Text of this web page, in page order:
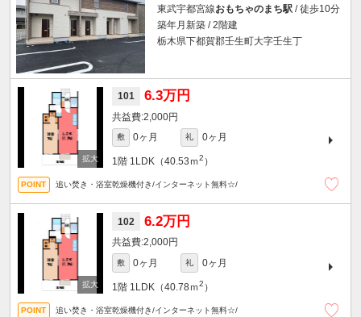
東武宇都宮線おもちゃのまち駅 / 徒歩10分
築年月新築 / 2階建
栃木県下都賀郡壬生町大字壬生丁
101 6.3万円
2,000円
敷 0ヶ月 礼 0ヶ月
1階 1LDK（40.53ｍ2 ）
追い焚き・浴室乾燥機付き/インターネット無料☆/
102 6.2万円
2,000円
敷 0ヶ月 礼 0ヶ月
1階 1LDK（40.78ｍ2 ）
追い焚き・浴室乾燥機付き/インターネット無料☆/